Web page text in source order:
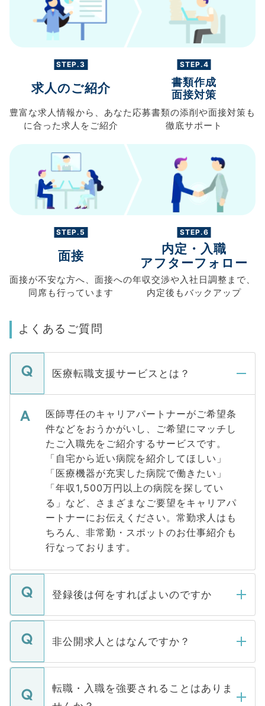
STEP.3
求人のご紹介
豊富な求人情報から、 あなた
に合った求人を ご紹介
STEP.4
書類作成
面接対策
応募書類の添削や面接対策も
徹底サポート
STEP.5
面接
面接が不安な方へ、 面接への
同席も行っています
STEP.6
内定・入職
アフターフォロー
年収交渉や入社日調整まで、
内定後もバックアップ
よくあるご質問
医療転職支援サービスとは？
医師専任のキャリアパートナーがご希望条
件などをおうかがいし、ご希望にマッチし
たご入職先をご紹介するサービスです。
「自宅から近い病院を紹介してほしい」
「医療機器が充実した病院で働きたい」
「年収1,500万円以上の病院を探してい
る」など、さまざまなご要望をキャリアパ
ートナーにお伝えください。常勤求人はも
ちろん、非常勤・スポットのお仕事紹介も
行なっております。
登録後は何をすればよいのですか
ご登録いただきましたら、弊社担当者がご
登録内容を確認し、その後メールもしくは
ます。通常、5営業日以内にはご連絡をせて
いただきますので、しばらくお待ちくださ
非公開求人とはなんですか？
マイナビDOCTORで取り扱っている求人の
うち約3割は、Webサイトからご覧いただ
けない「非公開求人」です。非公開求人は
転職・入職を強要されることはありま